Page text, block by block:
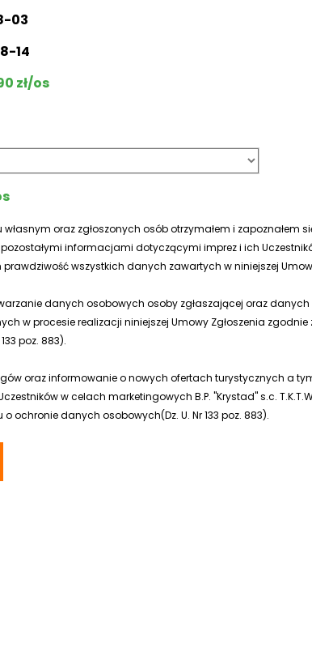
03
14
zł/os
oraz zgłoszonych osób otrzymałem i zapoznałem
pozostałymi informacjami dotyczącymi imprez i ich
wszystkich danych zawartych w niniejszej
danych osobowych osoby zgłaszającej oraz
w procesie realizacji niniejszej Umowy Zgłoszenia
poz. 883).
oraz informowanie o nowych ofertach turystycznych a
w celach marketingowych B.P. "Krystad" s.c.
ochronie danych osobowych(Dz. U. Nr 133 poz. 883).